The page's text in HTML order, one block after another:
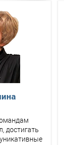
достигать